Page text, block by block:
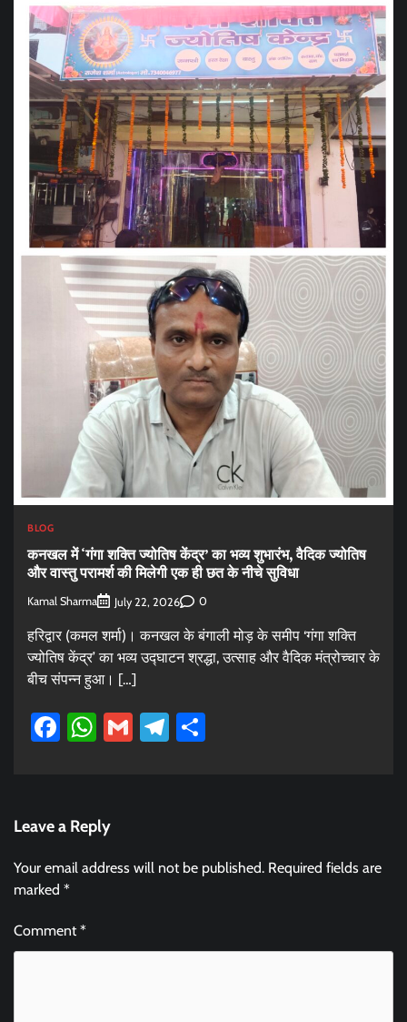
BLOG
कनखल में ‘गंगा शक्ति ज्योतिष केंद्र’ का भव्य शुभारंभ, वैदिक ज्योतिष
और वास्तु परामर्श की मिलेगी एक ही छत के नीचे सुविधा
Kamal Sharma July 22, 2026 0
हरिद्वार (कमल शर्मा)। कनखल के बंगाली मोड़ के समीप ‘गंगा शक्ति
ज्योतिष केंद्र’ का भव्य उद्घाटन श्रद्धा, उत्साह और वैदिक मंत्रोच्चार के
बीच संपन्न हुआ। […]
Facebook
WhatsApp
GmailTelegram
Leave a Reply
Your email address will not be published. Required fields are
marked *
Comment*